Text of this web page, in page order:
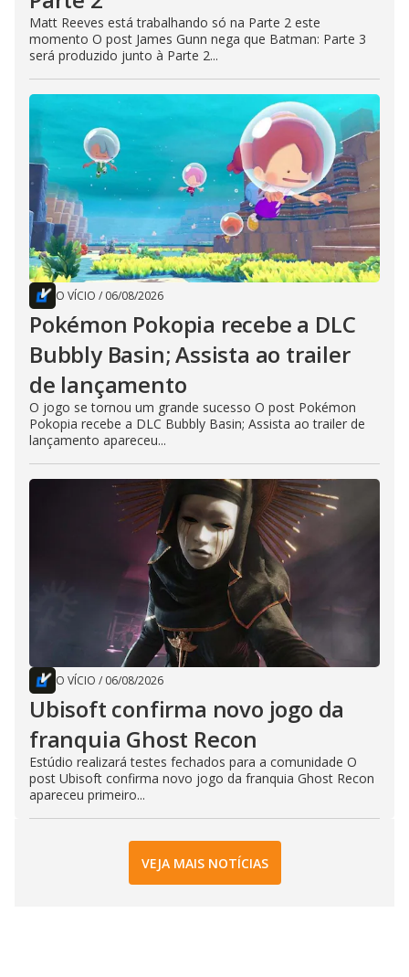
Matt Reeves está trabalhando só na Parte 2 este
momento O post James Gunn nega que Batman: Parte 3
será produzido junto à Parte 2...
O VÍCIO / 06/08/2026
Pokémon Pokopia recebe a DLC
Bubbly Basin; Assista ao trailer
de lançamento
O jogo se tornou um grande sucesso O post Pokémon
Pokopia recebe a DLC Bubbly Basin; Assista ao trailer de
lançamento apareceu...
O VÍCIO / 06/08/2026
Ubisoft confirma novo jogo da
franquia Ghost Recon
Estúdio realizará testes fechados para a comunidade O
post Ubisoft confirma novo jogo da franquia Ghost Recon
apareceu primeiro...
VEJA MAIS NOTÍCIAS